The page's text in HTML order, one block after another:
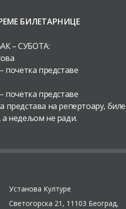
БИЛЕТАРНИЦЕ
– СУБОТА:
почетка представе
почетка представе
представа на репертоару,
а недељом не ради.
Установа Културе
Светогорска 21, 11103 Београд,